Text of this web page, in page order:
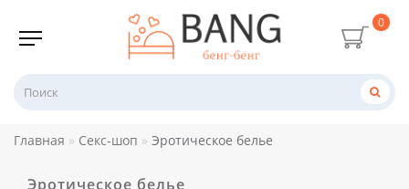
0
Главная Секс-шоп Эротическое белье
Эротическое белье